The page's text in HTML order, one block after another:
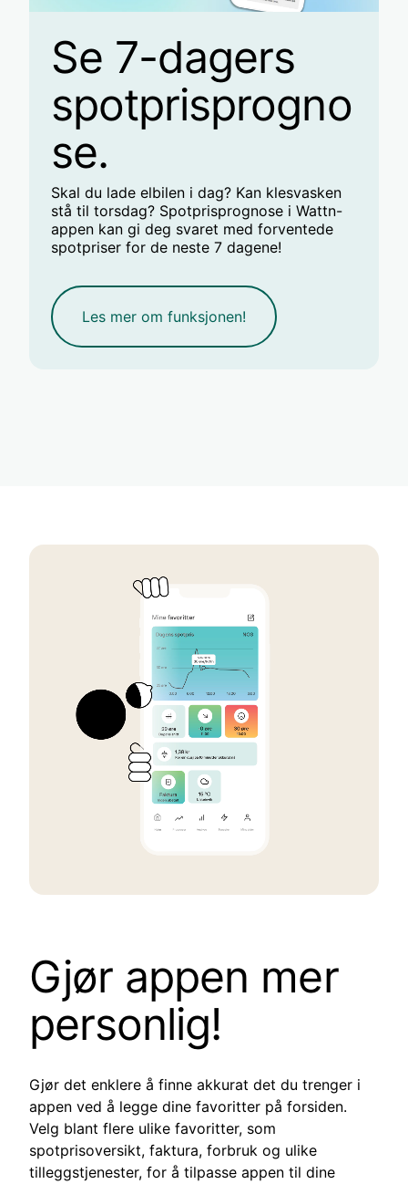
Se 7-dagers
spotprisprogno
se.
Skal du lade elbilen i dag? Kan klesvasken
stå til torsdag? Spotprisprognose i Wattn-
appen kan gi deg svaret med forventede
spotpriser for de neste 7 dagene!
Les mer om funksjonen!
Gjør appen mer
personlig!
Gjør det enklere å finne akkurat det du trenger i
appen ved å legge dine favoritter på forsiden.
Velg blant flere ulike favoritter, som
spotprisoversikt, faktura, forbruk og ulike
tilleggstjenester, for å tilpasse appen til dine